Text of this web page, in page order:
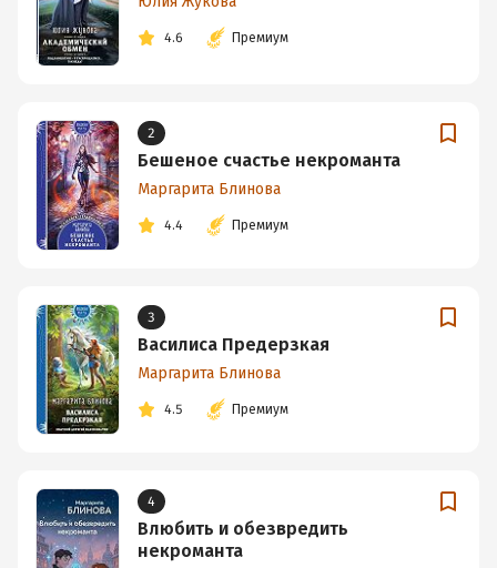
4.6 Премиум
2
Бешеное счастье некроманта
Маргарита Блинова
4.4 Премиум
3
Василиса Предерзкая
Маргарита Блинова
4.5 Премиум
4
Влюбить и обезвредить
некроманта